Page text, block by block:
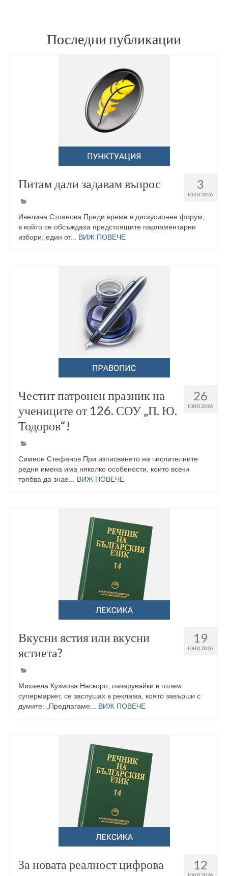
Последни публикации
3
ЮЛИ 2026
Питам дали задавам въпрос
Ивелина Стоянова Преди време в дискусионен форум,
в който се обсъждаха предстоящите парламентарни
избори, един от... ВИЖ ПОВЕЧЕ
26
ЮНИ 2026
Честит патронен празник на
учениците от 126. СОУ „П. Ю.
Тодоров“!
Симеон Стефанов При изписването на числителните
редни имена има няколко особености, които всеки
трябва да знае... ВИЖ ПОВЕЧЕ
19
ЮНИ 2026
Вкусни ястия или вкусни
ястиета?
Михаела Кузмова Наскоро, пазарувайки в голям
супермаркет, се заслушах в реклама, която завърши с
думите: „Предлагаме... ВИЖ ПОВЕЧЕ
12
За новата реалност цифрова